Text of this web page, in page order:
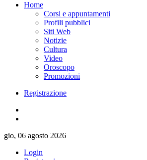
Home
Corsi e appuntamenti
Profili pubblici
Siti Web
Notizie
Cultura
Video
Oroscopo
Promozioni
Registrazione
gio, 06 agosto 2026
Login